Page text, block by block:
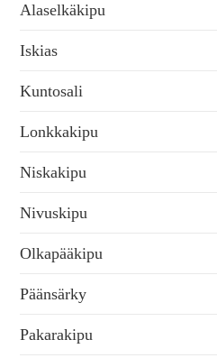
Alaselkäkipu
Iskias
Kuntosali
Lonkkakipu
Niskakipu
Nivuskipu
Olkapääkipu
Päänsärky
Pakarakipu